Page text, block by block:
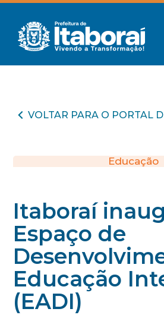
VOLTAR PARA O PORTAL
Educação
Itaboraí
Espaço de
Educação
(EADI)